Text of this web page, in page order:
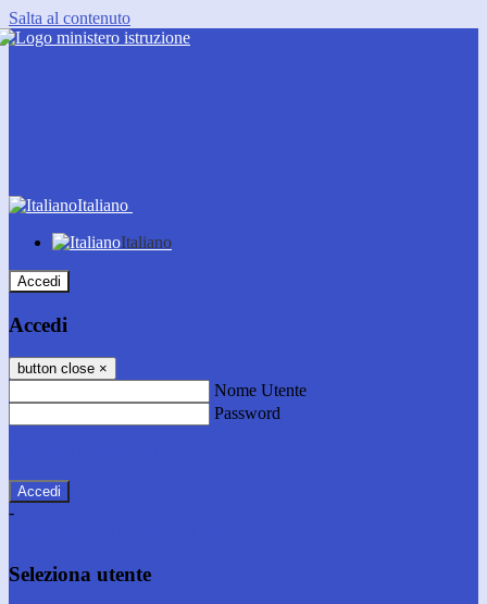
Salta al contenuto
Italiano
Italiano
Accedi
Accedi
button close ×
Nome Utente
Password
-
Seleziona utente